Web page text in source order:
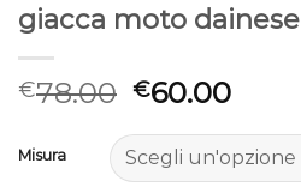
giacca moto dainese
€78.00 €60.00
Misura